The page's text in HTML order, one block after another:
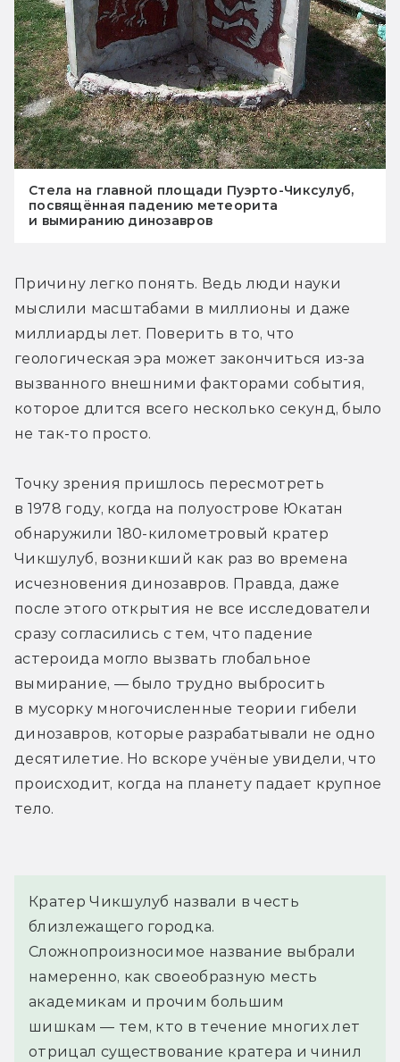
Стела на главной площади Пуэрто-Чиксулуб,
посвящённая падению метеорита
и вымиранию динозавров
Причину легко понять. Ведь люди науки
мыслили масштабами в миллионы и даже
миллиарды лет. Поверить в то, что
геологическая эра может закончиться из-за
вызванного внешними факторами события,
которое длится всего несколько секунд, было
не так-то просто.
Точку зрения пришлось пересмотреть
в 1978 году, когда на полуострове Юкатан
обнаружили 180-километровый кратер
Чикшулуб, возникший как раз во времена
исчезновения динозавров. Правда, даже
после этого открытия не все исследователи
сразу согласились с тем, что падение
астероида могло вызвать глобальное
вымирание, — было трудно выбросить
в мусорку многочисленные теории гибели
динозавров, которые разрабатывали не одно
десятилетие. Но вскоре учёные увидели, что
происходит, когда на планету падает крупное
тело.
Кратер Чикшулуб назвали в честь
близлежащего городка.
Сложнопроизносимое название выбрали
намеренно, как своеобразную месть
академикам и прочим большим
шишкам — тем, кто в течение многих лет
отрицал существование кратера и чинил